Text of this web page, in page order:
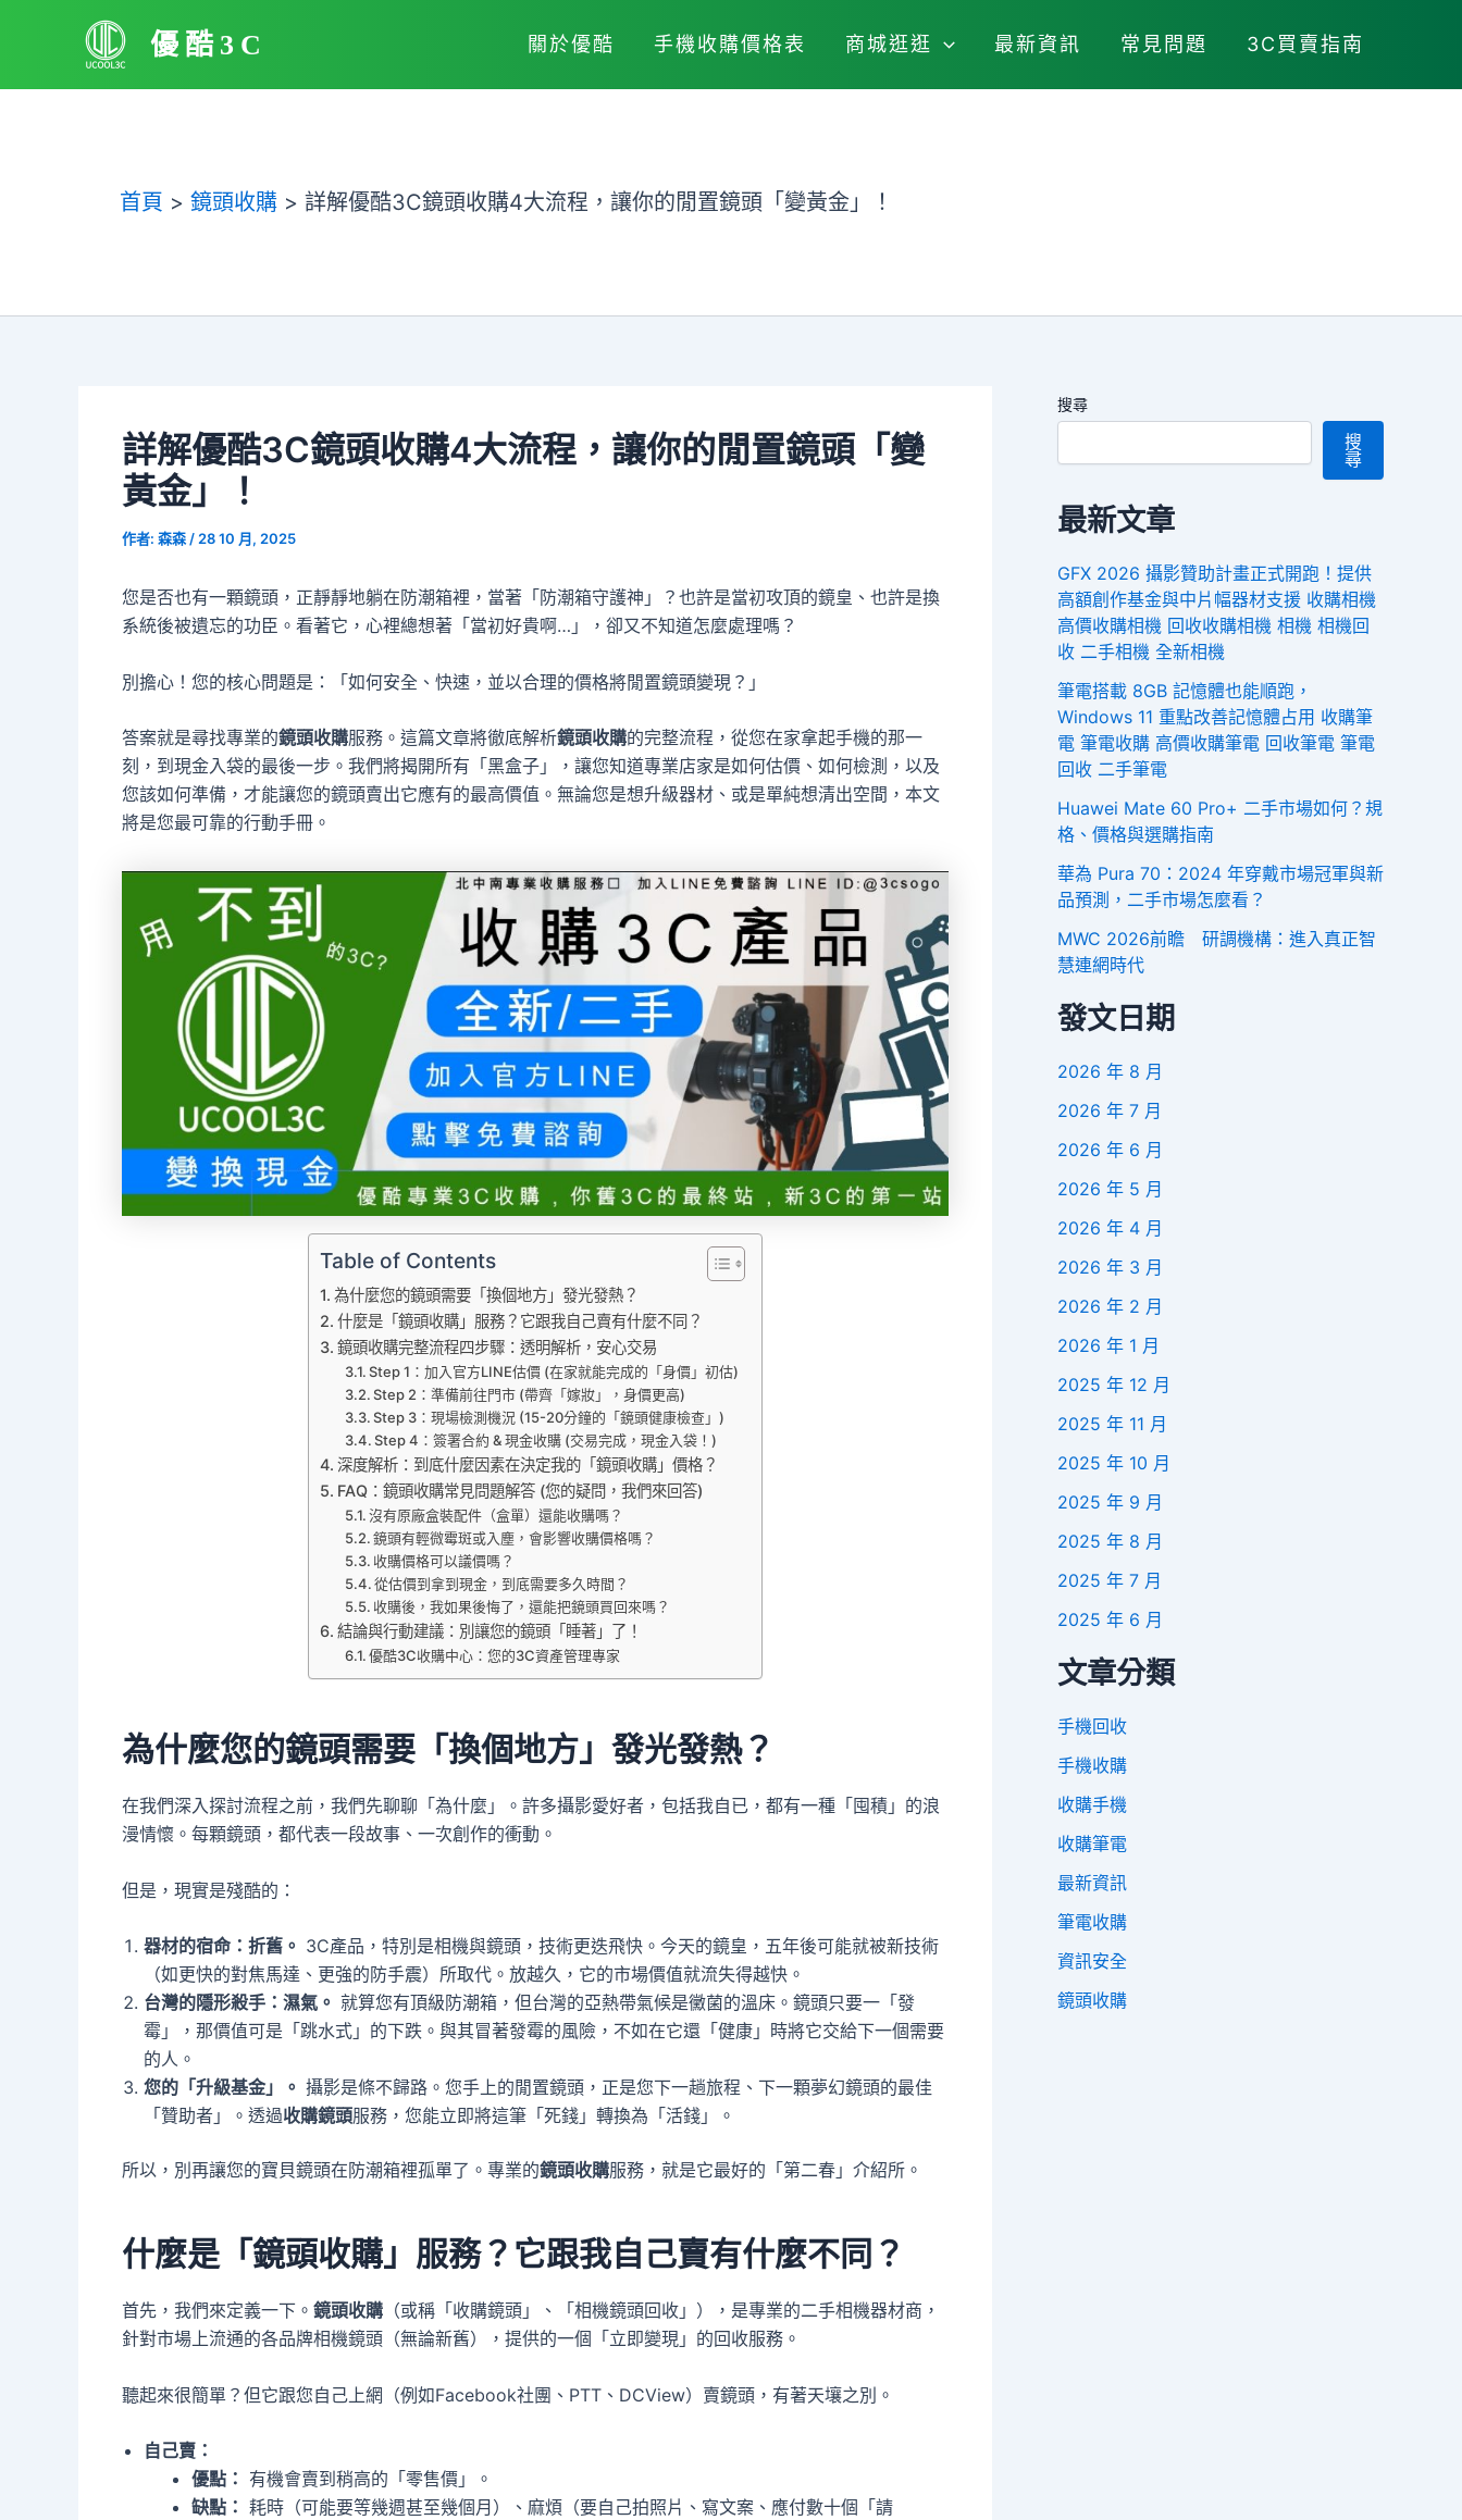
優酷3C 關於優酷 手機收購價格表 商城逛逛 最新資訊 常見問題 3C買賣指南
首頁 鏡頭收購 詳解優酷3C鏡頭收購4大流程，讓你的閒置鏡頭「變黃金」！
詳解優酷3C鏡頭收購4大流程，讓你的閒置鏡頭「變
黃金」！
作者: 森森 / 28 10 月, 2025
您是否也有一顆鏡頭，正靜靜地躺在防潮箱裡，當著「防潮箱守護神」？也許是當初攻頂的鏡皇、也許是換
系統後被遺忘的功臣。看著它，心裡總想著「當初好貴啊…」，卻又不知道怎麼處理嗎？
別擔心！您的核心問題是：「如何安全、快速，並以合理的價格將閒置鏡頭變現？」
答案就是尋找專業的鏡頭收購服務。這篇文章將徹底解析鏡頭收購的完整流程，從您在家拿起手機的那一
刻，到現金入袋的最後一步。我們將揭開所有「黑盒子」，讓您知道專業店家是如何估價、如何檢測，以及
您該如何準備，才能讓您的鏡頭賣出它應有的最高價值。無論您是想升級器材、或是單純想清出空間，本文
將是您最可靠的行動手冊。
Table of Contents
為什麼您的鏡頭需要「換個地方」發光發熱？
什麼是「鏡頭收購」服務？它跟我自己賣有什麼不同？
鏡頭收購完整流程四步驟：透明解析，安心交易
Step 1：加入官方LINE估價 (在家就能完成的「身價」初估)
Step 2：準備前往門市 (帶齊「嫁妝」，身價更高)
Step 3：現場檢測機況 (15-20分鐘的「鏡頭健康檢查」)
Step 4：簽署合約 & 現金收購 (交易完成，現金入袋！)
深度解析：到底什麼因素在決定我的「鏡頭收購」價格？
FAQ：鏡頭收購常見問題解答 (您的疑問，我們來回答)
沒有原廠盒裝配件（盒單）還能收購嗎？
鏡頭有輕微霉斑或入塵，會影響收購價格嗎？
收購價格可以議價嗎？
從估價到拿到現金，到底需要多久時間？
收購後，我如果後悔了，還能把鏡頭買回來嗎？
結論與行動建議：別讓您的鏡頭「睡著」了！
優酷3C收購中心：您的3C資產管理專家
為什麼您的鏡頭需要「換個地方」發光發熱？
在我們深入探討流程之前，我們先聊聊「為什麼」。許多攝影愛好者，包括我自已，都有一種「囤積」的浪
漫情懷。每顆鏡頭，都代表一段故事、一次創作的衝動。
但是，現實是殘酷的：
器材的宿命：折舊。 3C產品，特別是相機與鏡頭，技術更迭飛快。今天的鏡皇，五年後可能就被新技術
（如更快的對焦馬達、更強的防手震）所取代。放越久，它的市場價值就流失得越快。
台灣的隱形殺手：濕氣。 就算您有頂級防潮箱，但台灣的亞熱帶氣候是黴菌的溫床。鏡頭只要一「發
霉」，那價值可是「跳水式」的下跌。與其冒著發霉的風險，不如在它還「健康」時將它交給下一個需要
的人。
您的「升級基金」。 攝影是條不歸路。您手上的閒置鏡頭，正是您下一趟旅程、下一顆夢幻鏡頭的最佳
「贊助者」。透過收購鏡頭服務，您能立即將這筆「死錢」轉換為「活錢」。
所以，別再讓您的寶貝鏡頭在防潮箱裡孤單了。專業的鏡頭收購服務，就是它最好的「第二春」介紹所。
什麼是「鏡頭收購」服務？它跟我自己賣有什麼不同？
首先，我們來定義一下。 鏡頭收購 （或稱「收購鏡頭」、「相機鏡頭回收」），是專業的二手相機器材商，
針對市場上流通的各品牌相機鏡頭（無論新舊），提供的一個「立即變現」的回收服務。
聽起來很簡單？但它跟您自己上網（例如Facebook社團、PTT、DCView）賣鏡頭，有著天壤之別。
自己賣：
優點： 有機會賣到稍高的「零售價」。
缺點： 耗時（可能要等幾週甚至幾個月）、麻煩（要自己拍照片、寫文案、應付數十個「請
搜尋
搜
尋
最新文章
GFX 2026 攝影贊助計畫正式開跑！提供
高額創作基金與中片幅器材支援 收購相機
高價收購相機 回收收購相機 相機 相機回
收 二手相機 全新相機
筆電搭載 8GB 記憶體也能順跑，
Windows 11 重點改善記憶體占用 收購筆
電 筆電收購 高價收購筆電 回收筆電 筆電
回收 二手筆電
Huawei Mate 60 Pro+ 二手市場如何？規
格、價格與選購指南
華為 Pura 70：2024 年穿戴市場冠軍與新
品預測，二手市場怎麼看？
MWC 2026前瞻 研調機構：進入真正智
慧連網時代
發文日期
2026 年 8 月
2026 年 7 月
2026 年 6 月
2026 年 5 月
2026 年 4 月
2026 年 3 月
2026 年 2 月
2026 年 1 月
2025 年 12 月
2025 年 11 月
2025 年 10 月
2025 年 9 月
2025 年 8 月
2025 年 7 月
2025 年 6 月
文章分類
手機回收
手機收購
收購手機
收購筆電
最新資訊
筆電收購
資訊安全
鏡頭收購